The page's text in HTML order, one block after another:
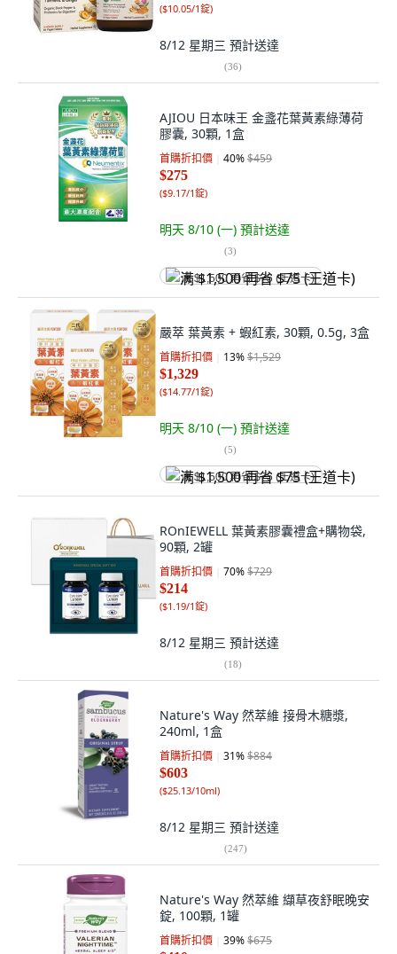
($10.05/1錠)
8/12 星期三 預計送達
(36)
AJIOU 日本味王 金盞花葉黃素綠薄荷
膠囊, 30顆, 1盒
首購折扣價 40%$459
$275
($9.17/1錠)
明天 8/10 (一) 預計送達
(3)
满 $1,500 再省 $75 (王道卡)
嚴萃 葉黃素 + 蝦紅素, 30顆, 0.5g, 3盒
首購折扣價 13%$1,529
$1,329
($14.77/1錠)
明天 8/10 (一) 預計送達
(5)
满 $1,500 再省 $75 (王道卡)
ROnIEWELL 葉黃素膠囊禮盒+購物袋,
90顆, 2罐
首購折扣價 70%$729
$214
($1.19/1錠)
8/12 星期三 預計送達
(18)
Nature's Way 然萃維 接骨木糖漿,
240ml, 1盒
首購折扣價 31%$884
$603
($25.13/10ml)
8/12 星期三 預計送達
(247)
Nature's Way 然萃維 纈草夜舒眠晚安
錠, 100顆, 1罐
首購折扣價 39%$675